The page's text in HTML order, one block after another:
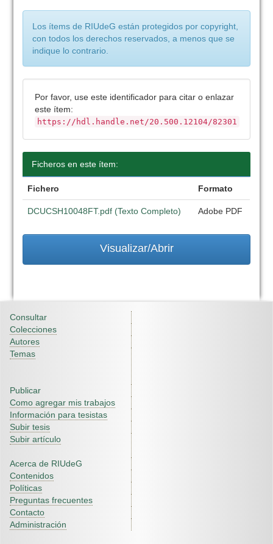
Los ítems de RIUdeG están protegidos por copyright,
con todos los derechos reservados, a menos que se
indique lo contrario.
Por favor, use este identificador para citar o enlazar
este ítem:
https://hdl.handle.net/20.500.12104/82301
Ficheros en este ítem:
Fichero Formato
DCUCSH10048FT.pdf (Texto Completo) Adobe PDF
Visualizar/Abrir
Consultar
Colecciones
Autores
Temas
Publicar
Como agregar mis trabajos
Información para tesistas
Subir tesis
Subir artículo
Acerca de RIUdeG
Contenidos
Políticas
Preguntas frecuentes
Contacto
Administración